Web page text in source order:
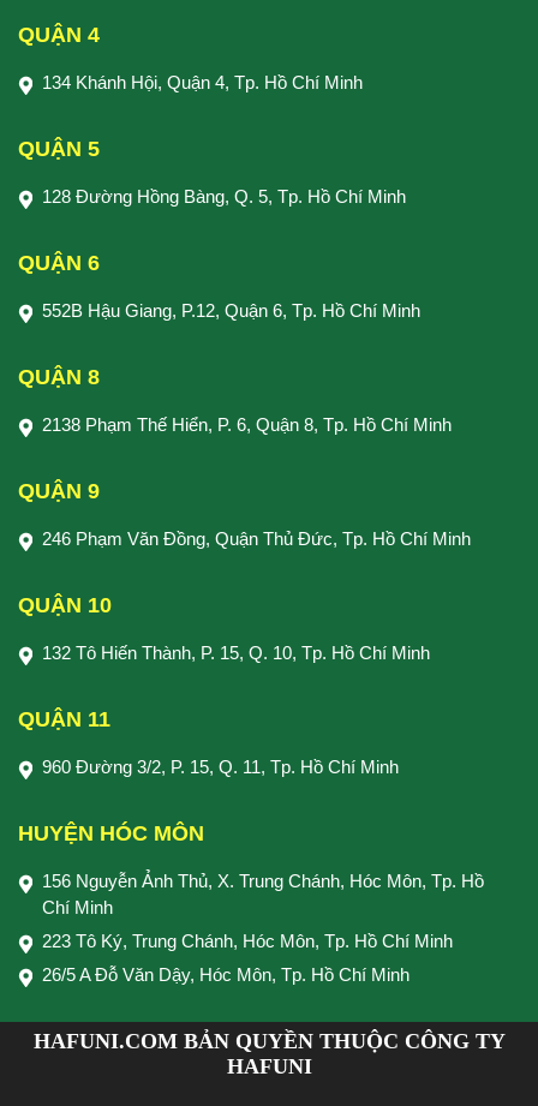
QUẬN 4
134 Khánh Hội, Quận 4, Tp. Hồ Chí Minh
QUẬN 5
128 Đường Hồng Bàng, Q. 5, Tp. Hồ Chí Minh
QUẬN 6
552B Hậu Giang, P.12, Quận 6, Tp. Hồ Chí Minh
QUẬN 8
2138 Phạm Thế Hiển, P. 6, Quận 8, Tp. Hồ Chí Minh
QUẬN 9
246 Phạm Văn Đồng, Quận Thủ Đức, Tp. Hồ Chí Minh
QUẬN 10
132 Tô Hiến Thành, P. 15, Q. 10, Tp. Hồ Chí Minh
QUẬN 11
960 Đường 3/2, P. 15, Q. 11, Tp. Hồ Chí Minh
HUYỆN HÓC MÔN
156 Nguyễn Ảnh Thủ, X. Trung Chánh, Hóc Môn, Tp. Hồ
Chí Minh
223 Tô Ký, Trung Chánh, Hóc Môn, Tp. Hồ Chí Minh
26/5 A Đỗ Văn Dậy, Hóc Môn, Tp. Hồ Chí Minh
HAFUNI.COM BẢN QUYỀN THUỘC CÔNG TY
HAFUNI